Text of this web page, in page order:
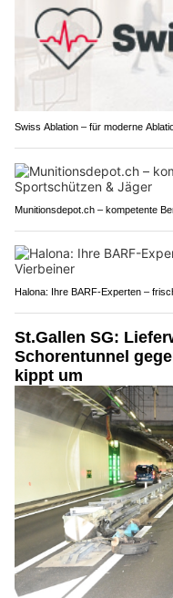
Swiss Ablation – für moderne
Munitionsdepot.ch – kompetente
Halona: Ihre BARF-Experten –
St.Gallen SG:
Schorentunnel
kippt um